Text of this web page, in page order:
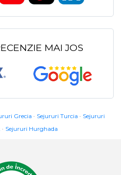
MAI JOS
Grecia Sejururi Turcia
Sejururi
Sejururi Hurghada